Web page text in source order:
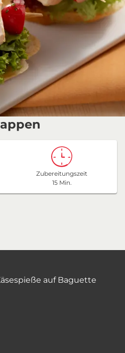
Zubereitungszeit
15 Min.
auf Baguette